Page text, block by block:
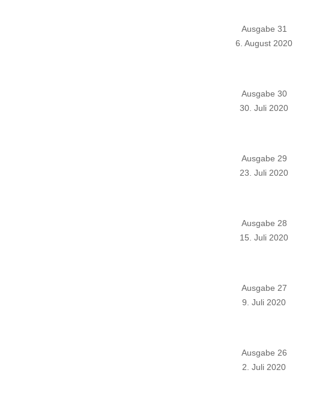
Ausgabe 31
6. August 2020
Ausgabe 30
30. Juli 2020
Ausgabe 29
23. Juli 2020
Ausgabe 28
15. Juli 2020
Ausgabe 27
9. Juli 2020
Ausgabe 26
2. Juli 2020